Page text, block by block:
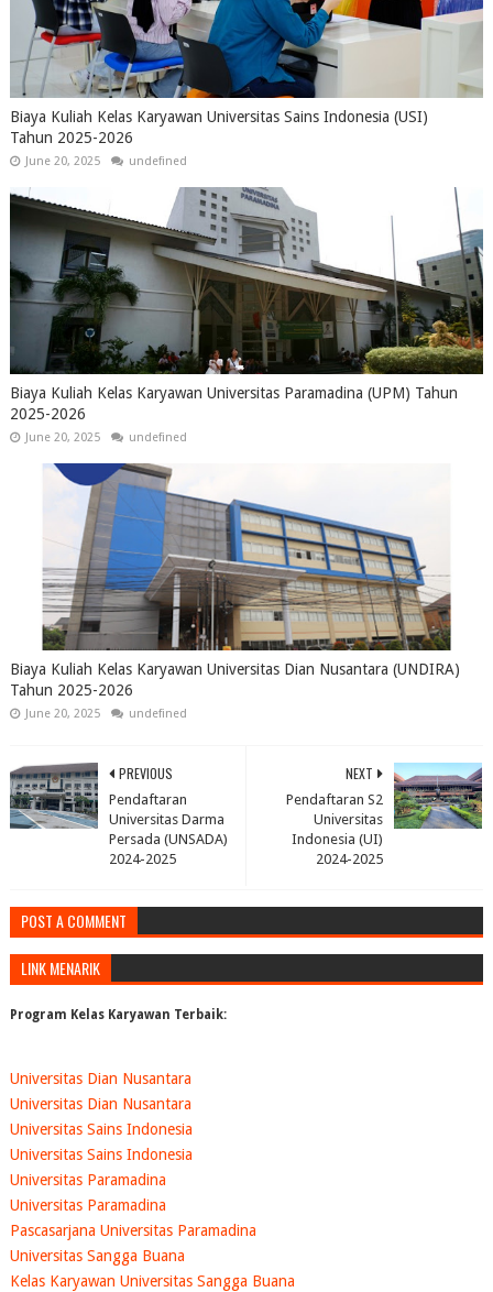
Biaya Kuliah Kelas Karyawan Universitas Sains Indonesia (USI)
Tahun 2025-2026
June 20, 2025 undefined
Biaya Kuliah Kelas Karyawan Universitas Paramadina (UPM) Tahun
2025-2026
June 20, 2025 undefined
Biaya Kuliah Kelas Karyawan Universitas Dian Nusantara (UNDIRA)
Tahun 2025-2026
June 20, 2025 undefined
NEXT
Pendaftaran S2
Universitas
Indonesia (UI)
2024-2025
PREVIOUS
Pendaftaran
Universitas Darma
Persada (UNSADA)
2024-2025
POST A COMMENT
LINK MENARIK
Program Kelas Karyawan Terbaik:
Universitas Dian Nusantara
Universitas Dian Nusantara
Universitas Sains Indonesia
Universitas Sains Indonesia
Universitas Paramadina
Universitas Paramadina
Pascasarjana Universitas Paramadina
Universitas Sangga Buana
Kelas Karyawan Universitas Sangga Buana